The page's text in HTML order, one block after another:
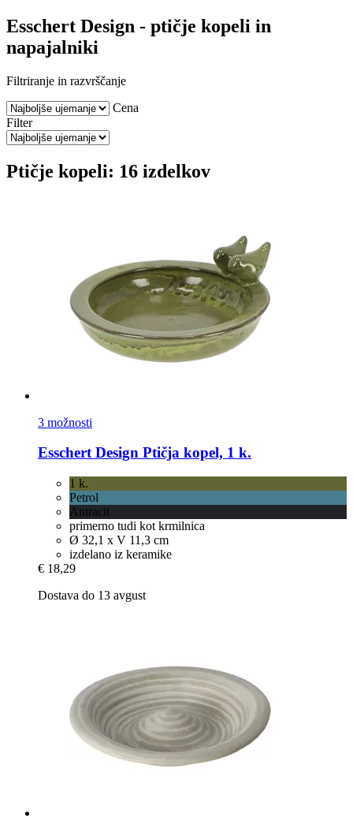
Esschert Design - ptičje kopeli in
napajalniki
Filtriranje in razvrščanje
Cena
Filter
Ptičje kopeli: 16 izdelkov
3 možnosti
Esschert Design Ptičja kopel, 1 k.
1 k.
Petrol
Antracit
primerno tudi kot krmilnica
Ø 32,1 x V 11,3 cm
izdelano iz keramike
€ 18,29
Dostava do 13 avgust